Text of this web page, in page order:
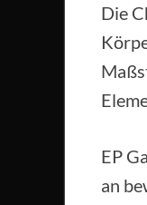
Die
EP
an